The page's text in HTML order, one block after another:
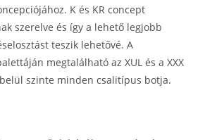
K és KR concept
szerelve és így a lehető legjobb
teszik lehetővé. A
megtalálható az XUL és a XXX
szinte minden csalitípus botja.